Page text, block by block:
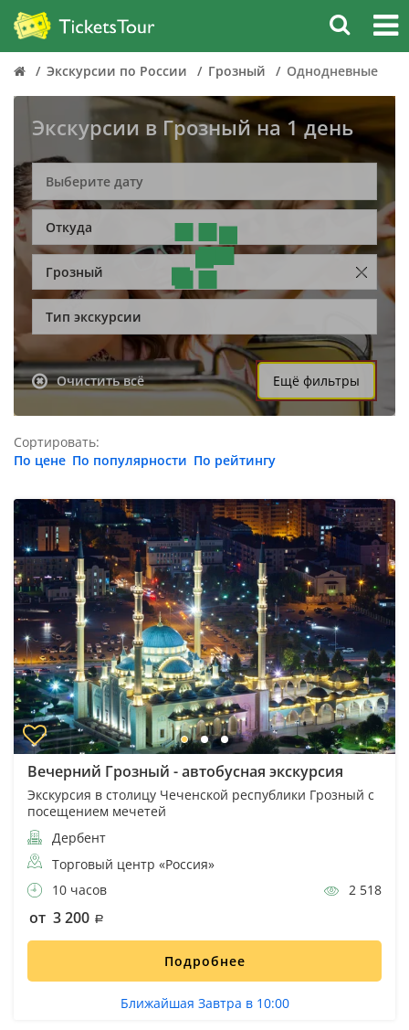
Экскурсии по России Грозный Однодневные
Экскурсии в Грозный на 1 день
Откуда
Грозный
Тип экскурсии
Очистить всё Ещё фильтры
Сортировать:
По цене По популярности По рейтингу
Вечерний Грозный - автобусная экскурсия
Экскурсия в столицу Чеченской республики Грозный с
посещением мечетей
Дербент
Торговый центр «Россия»
10 часов
2 518
от 3 200
Подробнее
Ближайшая Завтра в 10:00